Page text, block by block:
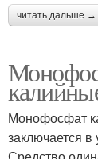
читать дальше →
Монофосфат
заключается в